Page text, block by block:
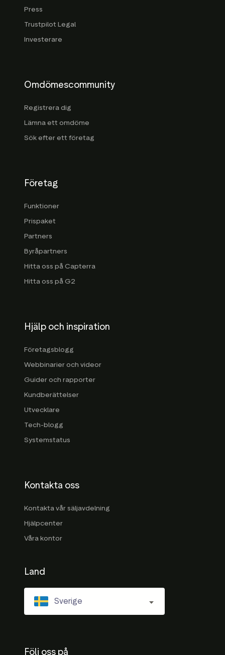
Press
Trustpilot Legal
Investerare
Omdömescommunity
Registrera dig
Lämna ett omdöme
Sök efter ett företag
Företag
Funktioner
Prispaket
Partners
Byråpartners
Hitta oss på Capterra
Hitta oss på G2
Hjälp och inspiration
Företagsblogg
Webbinarier och videor
Guider och rapporter
Kundberättelser
Utvecklare
Tech-blogg
Systemstatus
Kontakta oss
Kontakta vår säljavdelning
Hjälpcenter
Våra kontor
Land
Sverige
Följ oss på